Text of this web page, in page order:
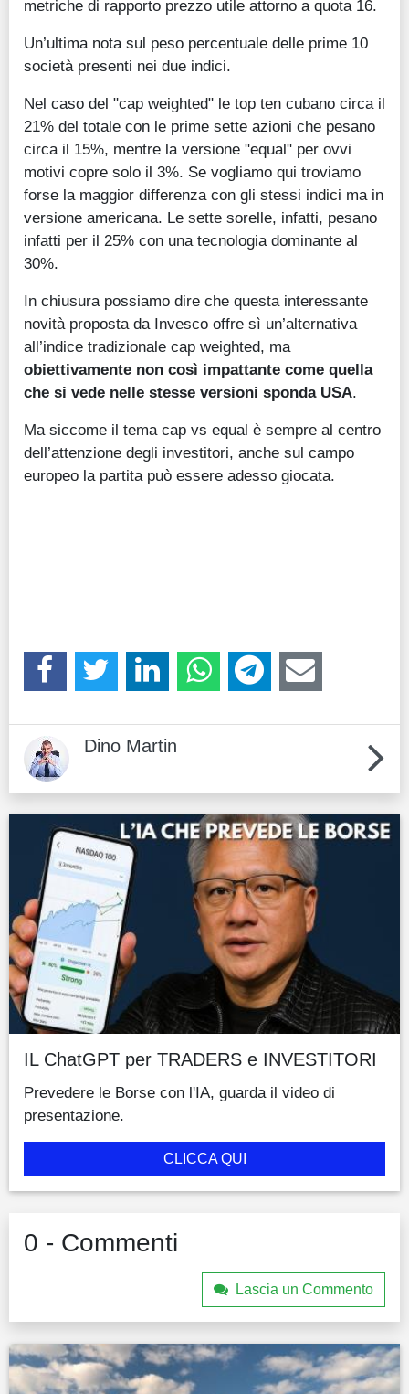
metriche di rapporto prezzo utile attorno a quota 16.
Un’ultima nota sul peso percentuale delle prime 10
società presenti nei due indici.
Nel caso del "cap weighted" le top ten cubano circa il
21% del totale con le prime sette azioni che pesano
circa il 15%, mentre la versione "equal" per ovvi
motivi copre solo il 3%. Se vogliamo qui troviamo
forse la maggior differenza con gli stessi indici ma in
versione americana. Le sette sorelle, infatti, pesano
infatti per il 25% con una tecnologia dominante al
30%.
In chiusura possiamo dire che questa interessante
novità proposta da Invesco offre sì un’alternativa
all’indice tradizionale cap weighted, ma
obiettivamente non così impattante come quella
che si vede nelle stesse versioni sponda USA.
Ma siccome il tema cap vs equal è sempre al centro
dell’attenzione degli investitori, anche sul campo
europeo la partita può essere adesso giocata.
Dino Martin
IL ChatGPT per TRADERS e INVESTITORI
Prevedere le Borse con l'IA, guarda il video di
presentazione.
CLICCA QUI
0 - Commenti
Lascia un Commento